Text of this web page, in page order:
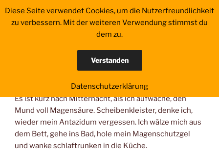
Zum
EINE VON DENEN
Es ist kurz nach Mitternacht, als ich aufwache, den
Mund voll Magensäure. Scheibenkleister, denke ich,
wieder mein Antazidum vergessen. Ich wälze mich aus
dem Bett, gehe ins Bad, hole mein Magenschutzgel
und wanke schlaftrunken in die Küche.
Diese Seite verwendet Cookies, um die Nutzerfreundlichkeit
zu verbessern. Mit der weiteren Verwendung stimmst du
dem zu.
Verstanden
Datenschutzerklärung